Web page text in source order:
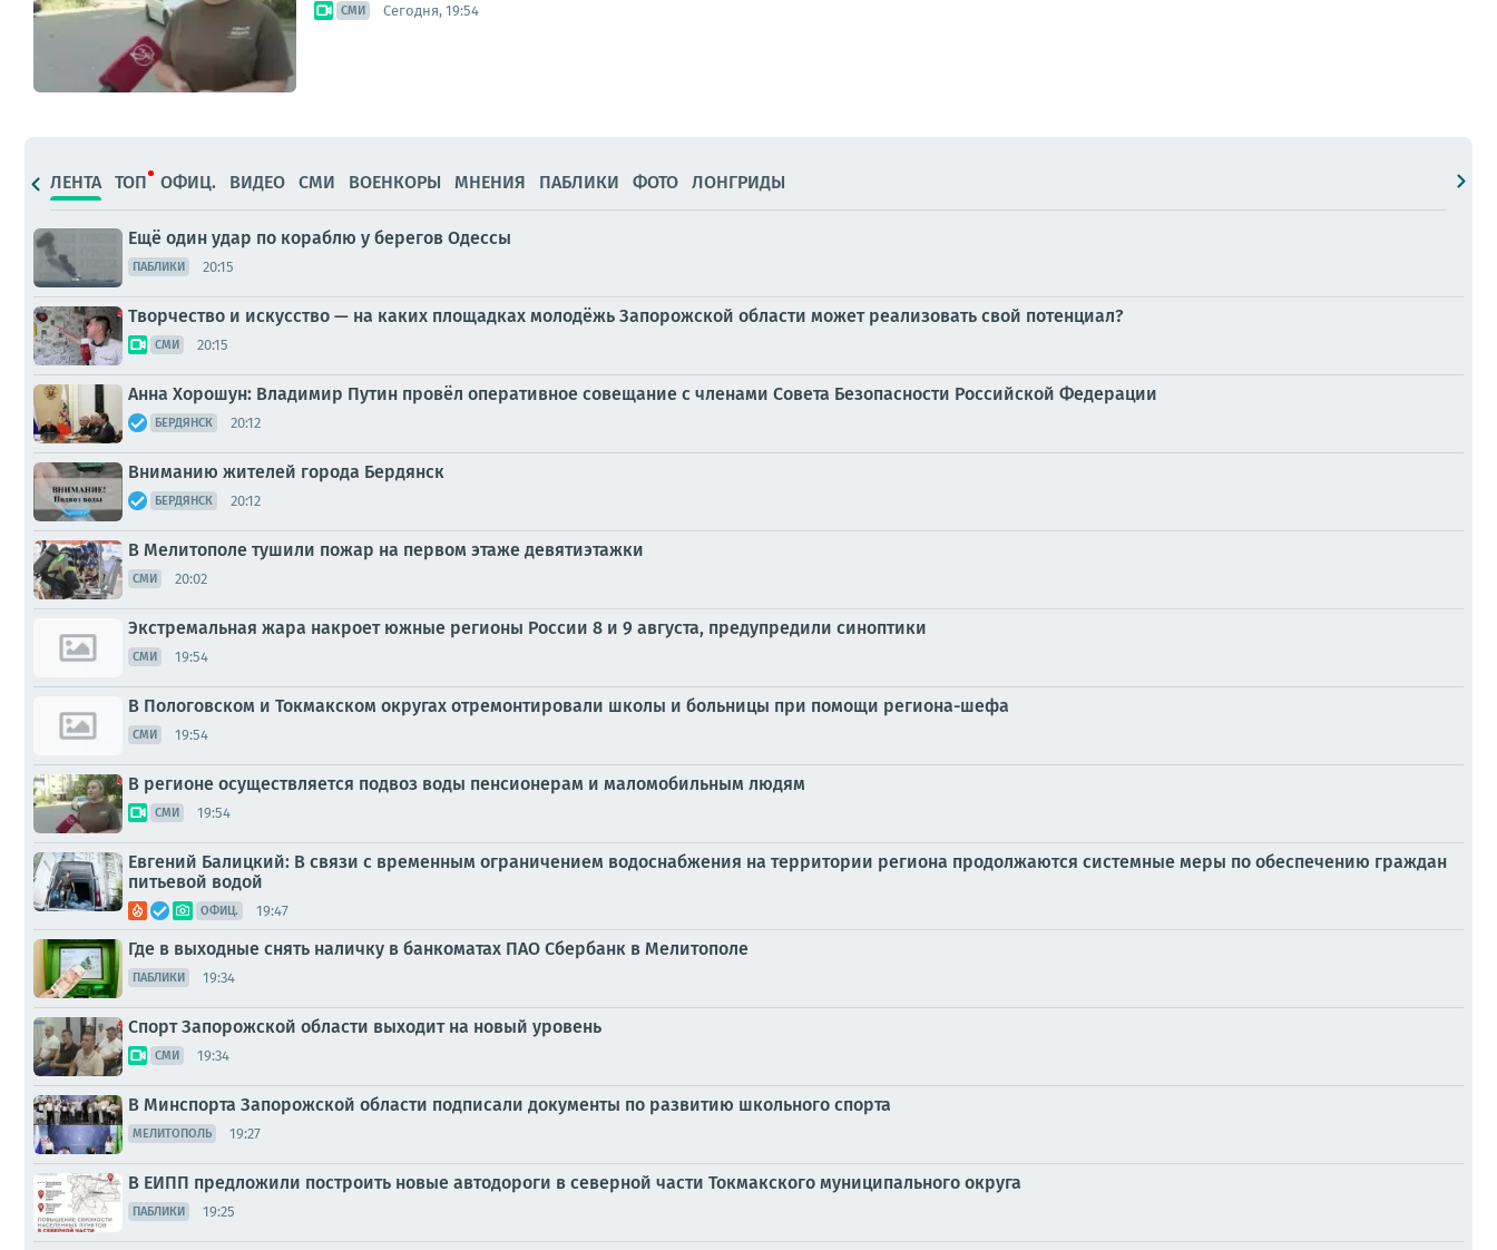
СМИ Сегодня, 19:54
ЛЕНТА ТОП ОФИЦ. ВИДЕО СМИ ВОЕНКОРЫ МНЕНИЯ ПАБЛИКИ ФОТО ЛОНГРИДЫ
Ещё один удар по кораблю у берегов Одессы
ПАБЛИКИ 20:15
Творчество и искусство — на каких площадках молодёжь Запорожской области может реализовать свой потенциал?
СМИ 20:15
Анна Хорошун: Владимир Путин провёл оперативное совещание с членами Совета Безопасности Российской Федерации
БЕРДЯНСК 20:12
Вниманию жителей города Бердянск
БЕРДЯНСК 20:12
В Мелитополе тушили пожар на первом этаже девятиэтажки
СМИ 20:02
Экстремальная жара накроет южные регионы России 8 и 9 августа, предупредили синоптики
СМИ 19:54
В Пологовском и Токмакском округах отремонтировали школы и больницы при помощи региона-шефа
СМИ 19:54
В регионе осуществляется подвоз воды пенсионерам и маломобильным людям
СМИ 19:54
Евгений Балицкий: В связи с временным ограничением водоснабжения на территории региона продолжаются системные меры по обеспечению граждан
питьевой водой
ОФИЦ. 19:47
Где в выходные снять наличку в банкоматах ПАО Сбербанк в Мелитополе
ПАБЛИКИ 19:34
Спорт Запорожской области выходит на новый уровень
СМИ 19:34
В Минспорта Запорожской области подписали документы по развитию школьного спорта
МЕЛИТОПОЛЬ 19:27
В ЕИПП предложили построить новые автодороги в северной части Токмакского муниципального округа
ПАБЛИКИ 19:25